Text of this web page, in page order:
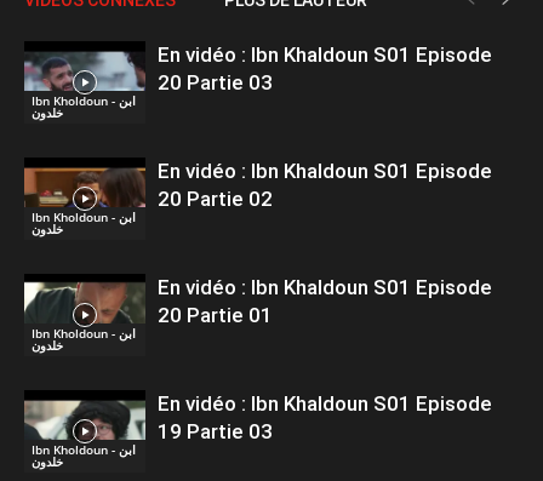
Ibn Kholdoun - ابن
خلدون
En vidéo : Ibn Khaldoun S01 Episode
20 Partie 03
Ibn Kholdoun - ابن
خلدون
En vidéo : Ibn Khaldoun S01 Episode
20 Partie 02
Ibn Kholdoun - ابن
خلدون
En vidéo : Ibn Khaldoun S01 Episode
20 Partie 01
Ibn Kholdoun - ابن
خلدون
En vidéo : Ibn Khaldoun S01 Episode
19 Partie 03